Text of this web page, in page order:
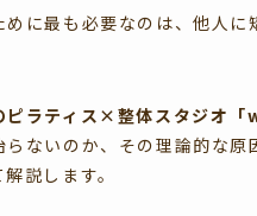
に最も必要なのは、他人に
ピラティス×整体スタジオ
ないのか、その理論的な
説します。